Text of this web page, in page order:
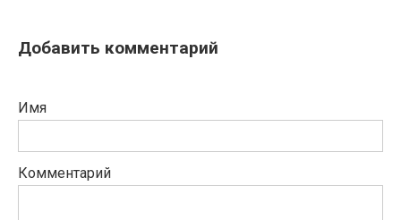
Добавить комментарий
Имя
Комментарий